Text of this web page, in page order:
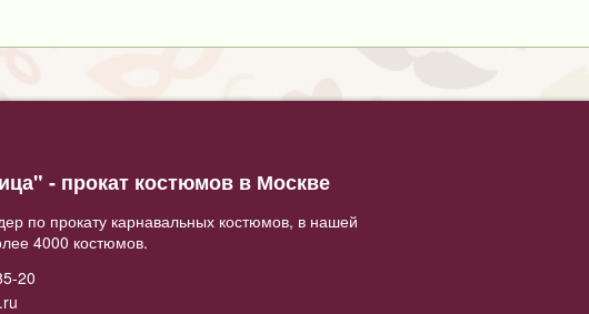
- прокат костюмов в Москве
по прокату карнавальных костюмов, в нашей
4000 костюмов.
20